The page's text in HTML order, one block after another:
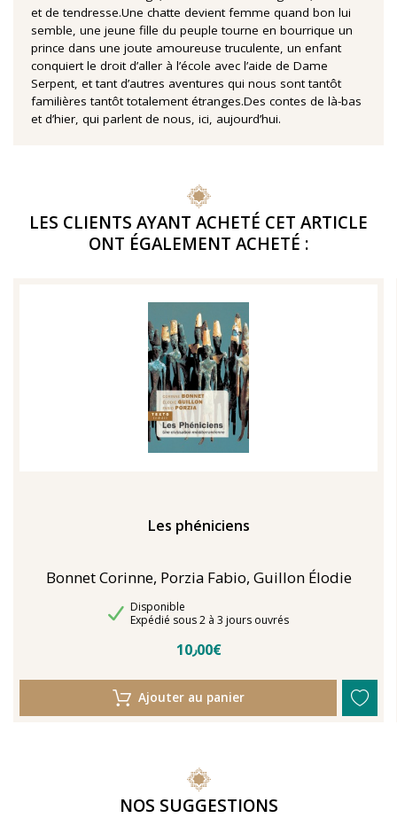
et de tendresse.Une chatte devient femme quand bon lui
semble, une jeune fille du peuple tourne en bourrique un
prince dans une joute amoureuse truculente, un enfant
conquiert le droit d’aller à l’école avec l’aide de Dame
Serpent, et tant d’autres aventures qui nous sont tantôt
familières tantôt totalement étranges.Des contes de là-bas
et d’hier, qui parlent de nous, ici, aujourd’hui.
LES CLIENTS AYANT ACHETÉ CET ARTICLE
ONT ÉGALEMENT ACHETÉ :
Les phéniciens
Bonnet Corinne, Porzia Fabio, Guillon Élodie
Disponibilité
Disponible
Délais de livraison
Expédié sous 2 à 3 jours ouvrés
10٫00€
Ajouter au panier
NOS SUGGESTIONS